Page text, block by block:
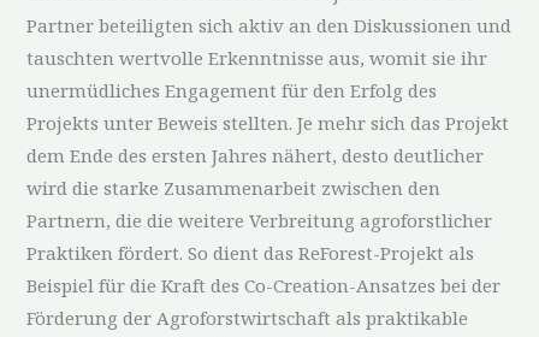
Partner beteiligten sich aktiv an den Diskussionen und
tauschten wertvolle Erkenntnisse aus, womit sie ihr
unermüdliches Engagement für den Erfolg des
Projekts unter Beweis stellten. Je mehr sich das Projekt
dem Ende des ersten Jahres nähert, desto deutlicher
wird die starke Zusammenarbeit zwischen den
Partnern, die die weitere Verbreitung agroforstlicher
Praktiken fördert. So dient das ReForest-Projekt als
Beispiel für die Kraft des Co-Creation-Ansatzes bei der
Förderung der Agroforstwirtschaft als praktikable